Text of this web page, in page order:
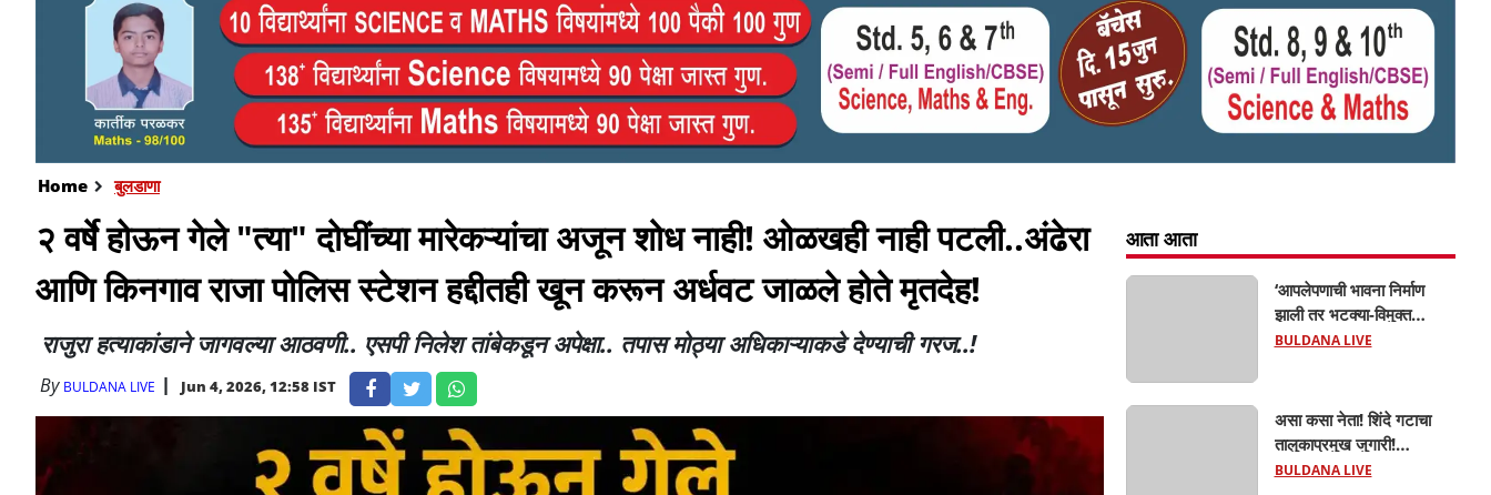
Home बुलडाणा
२ वर्षे होऊन गेले "त्या" दोघींच्या मारेकऱ्यांचा अजून शोध नाही! ओळखही नाही पटली..अंढेरा
आणि किनगाव राजा पोलिस स्टेशन हद्दीतही खून करून अर्धवट जाळले होते मृतदेह!
राजुरा हत्याकांडाने जागवल्या आठवणी.. एसपी निलेश तांबेकडून अपेक्षा.. तपास मोठ्या अधिकाऱ्याकडे देण्याची गरज..!
By BULDANA LIVE Jun 4, 2026, 12:58 IST
आता आता
‘आपलेपणाची भावना निर्माण
झाली तर भटक्या-विमुक्त
समाजाचा उत्कर्ष दूर नाही’; ही
सरसंघचालक मोहनजी भागवत
यांचे प्रतिपादन!
BULDANA LIVE
असा कसा नेता! शिंदे गटाचा
तालुकाप्रमुख जुगारी!
खामगावात तालुकाप्रमुखांच्या
BULDANA LIVE